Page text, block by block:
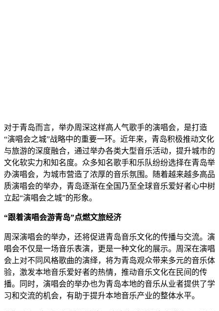
对于青岛而言，举办周深这样高人气歌手的演唱会，是打造
“演唱会之城”战略中的重要一环。近年来，青岛积极推动文化
与旅游的深度融合，通过举办各类大型音乐活动，提升城市的
文化软实力和知名度。众多知名歌手和乐队纷纷选择在青岛举
办演唱会，为城市营造了浓厚的音乐氛围。随着越来越多高品
质演唱会的举办，青岛逐渐在全国乃至全球音乐爱好者心中树
立起“演唱会之城”的形象。
“跟着演唱会游青岛”点燃文旅经济
周深演唱会的举办，还将促进青岛音乐文化的传播与交流。演
唱会不仅是一场音乐表演，更是一种文化的展示。周深在演唱
会上对不同风格歌曲的演绎，将为青岛观众带来多元的音乐体
验，激发本地音乐爱好者的热情，推动音乐文化在民间的传
播。同时，演唱会的举办也为青岛本地的音乐从业者提供了学
习和交流的机会，有助于提升本地音乐产业的整体水平。